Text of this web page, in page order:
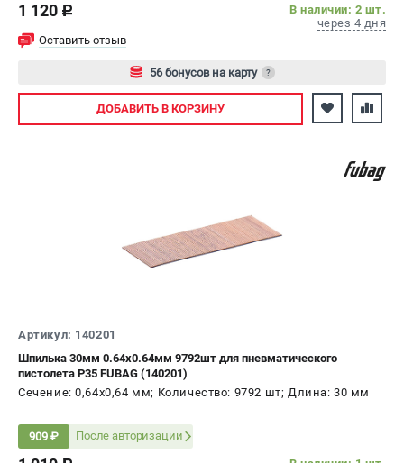
1 120 c
В наличии: 2 шт.
через 4 дня
Оставить отзыв
56 бонусов на карту ?
Авторизуйтесь
ДОБАВИТЬ В КОРЗИНУ
Артикул: 140201
Шпилька 30мм 0.64х0.64мм 9792шт для пневматического
пистолета P35 FUBAG (140201)
Сечение: 0,64х0,64 мм; Количество: 9792 шт; Длина: 30 мм
909 ₽ После авторизации